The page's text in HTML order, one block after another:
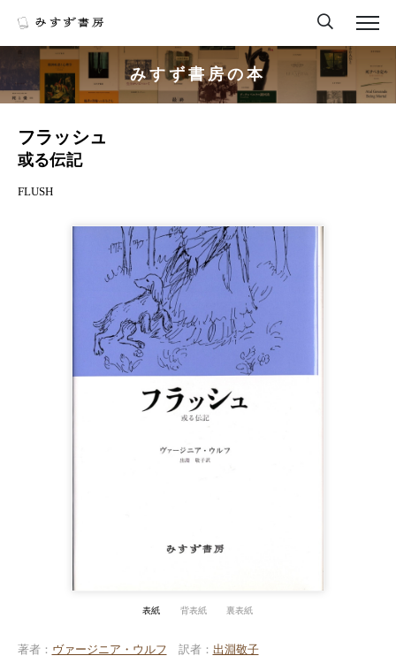
みすず書房の本
フラッシュ
或る伝記
FLUSH
表紙 背表紙 裏表紙
著者 ヴァージニア・ウルフ 訳者 出淵敬子